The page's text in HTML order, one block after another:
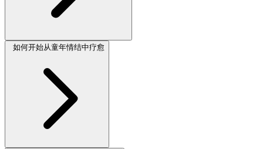
如何开始从童年情结中疗愈